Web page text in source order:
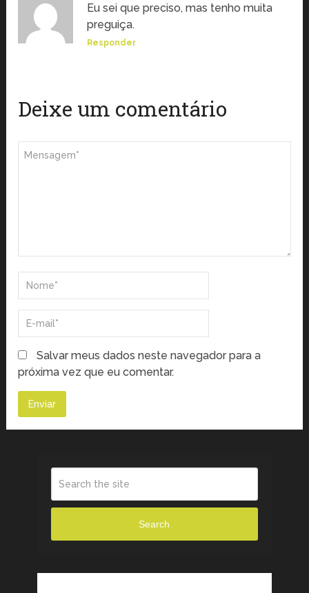
Eu sei que preciso, mas tenho muita
preguiça.
Responder
Deixe um comentário
Salvar meus dados neste navegador para a
próxima vez que eu comentar.
Search